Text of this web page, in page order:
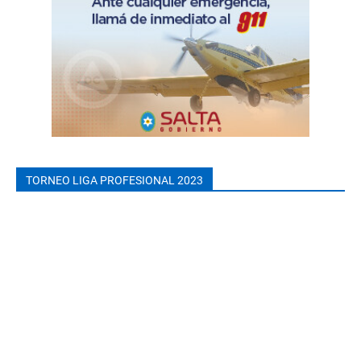
TORNEO LIGA PROFESIONAL 2023